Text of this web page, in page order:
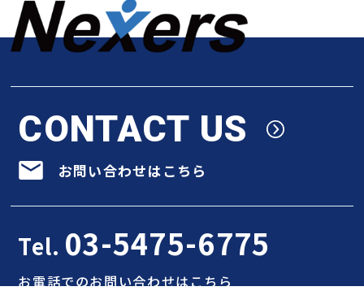
CONTACT US
お問い合わせはこちら
Tel. 03-5475-6775
お電話でのお問い合わせはこちら